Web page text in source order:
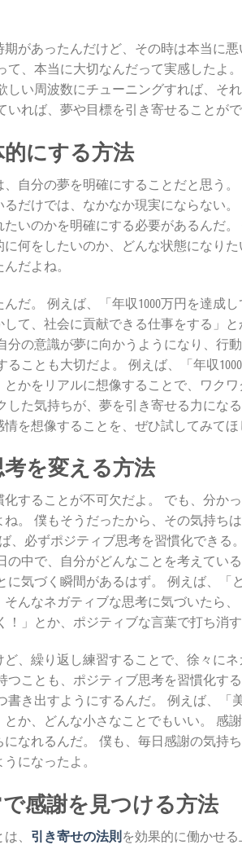
があったんだけど、その時は本当に
、本当に大切なんだって実感したよ
い周波数にチューニングすれば、そ
れば、夢や目標を引き寄せることがで
にする方法
自分の夢を明確にすることだと思う
だけでは、なかなか現実にならない
いのかを明確にする必要があるんだ
何をしたいのか、どんな状態になり
だよね。
だ。 例えば、「年収1000万円を達成
て、社会に貢献できる仕事をする」
の意識が夢に向かうようになり、行
ことも大切だよ。 例えば、「年収
かをリアルに想像することで、ワク
た気持ちが、夢を引き寄せる力になる
を想像することを、ぜひ試してみてほ
を変える方法
することが不可欠だよ。 でも、分か
。 僕もそうだったから、その気持ち
、必ずポジティブ思考を習慣化できる
中で、自分がどんなことを考えてい
気づく瞬間があるはず。 例えば、「
んなネガティブな思考に気づいたら
」とか、ポジティブな言葉で打ち消す
、繰り返し練習することで、徐々に
ことも、ポジティブ思考を習慣化す
き出すようにするんだ。 例えば、「
か、どんな小さなことでもいい。 感
なれるんだ。 僕も、毎日感謝の気持
になったよ。
感謝を見つける方法
、 引き寄せの法則を効果的に働かせ